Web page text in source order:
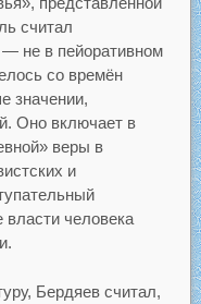
считал
не в пейоративном
со времён
значении,
Оно включает в
веры в
и
человека
Бердяев считал,